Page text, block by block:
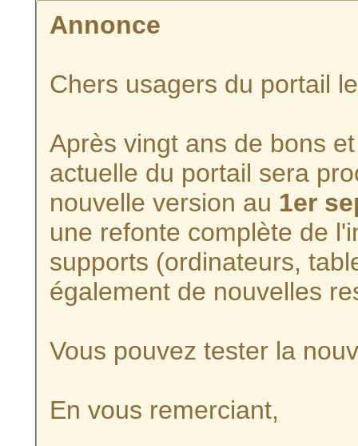
Annonce
Chers usagers du portail
Après vingt ans de bons
actuelle du portail sera
nouvelle version au 1er
une refonte complète de
supports (ordinateurs,
également de nouvelles
Vous pouvez tester la
En vous remerciant,